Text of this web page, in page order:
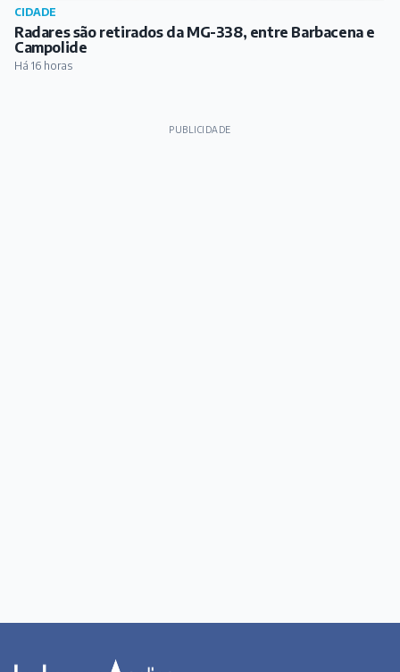
CIDADE
Radares são retirados da MG-338, entre Barbacena e
Campolide
Há 16 horas
PUBLICIDADE